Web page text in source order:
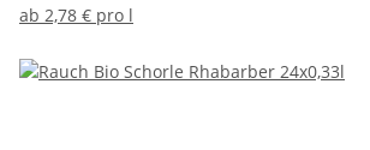
ab 2,78 € pro l